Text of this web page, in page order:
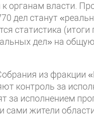
органам власти.
дел станут
статистика
дел» на
из фракции
контроль за
за исполнением
сами жители